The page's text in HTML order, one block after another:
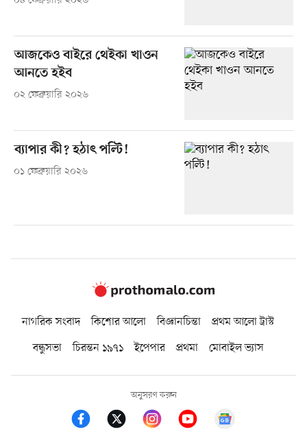
আজকেও বাইরে থেইকা খাওন
আনতে হইব
০২ ফেব্রুয়ারি ২০২৬
ব্যাপার কী? হঠাৎ পল্টি!
০১ ফেব্রুয়ারি ২০২৬
নাগরিক সংবাদ কিশোর আলো বিজ্ঞানচিন্তা
প্রথম আলো ট্রাস্ট
বন্ধুসভা
চিরন্তন ১৯৭১ ইপেপার প্রথমা মোবাইল ভ্যাস
অনুসরণ করুন